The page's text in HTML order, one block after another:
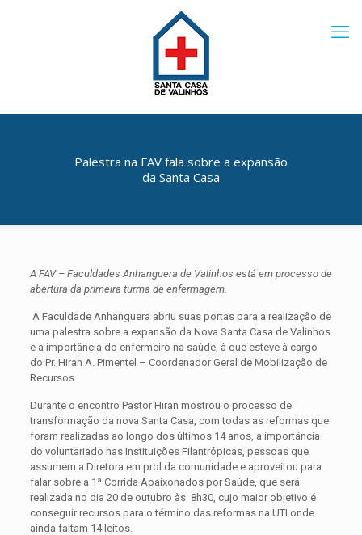
Palestra na FAV fala sobre a expansão
da Santa Casa
A FAV – Faculdades Anhanguera de Valinhos está em processo de
abertura da primeira turma de enfermagem.
A Faculdade Anhanguera abriu suas portas para a realização de
uma palestra sobre a expansão da Nova Santa Casa de Valinhos
e a importância do enfermeiro na saúde, à que esteve à cargo
do Pr. Hiran A. Pimentel – Coordenador Geral de Mobilização de
Recursos.
Durante o encontro Pastor Hiran mostrou o processo de
transformação da nova Santa Casa, com todas as reformas que
foram realizadas ao longo dos últimos 14 anos, a importância
do voluntariado nas Instituições Filantrópicas, pessoas que
assumem a Diretora em prol da comunidade e aproveitou para
falar sobre a 1ª Corrida Apaixonados por Saúde, que será
realizada no dia 20 de outubro às 8h30, cujo maior objetivo é
conseguir recursos para o término das reformas na UTI onde
ainda faltam 14 leitos.